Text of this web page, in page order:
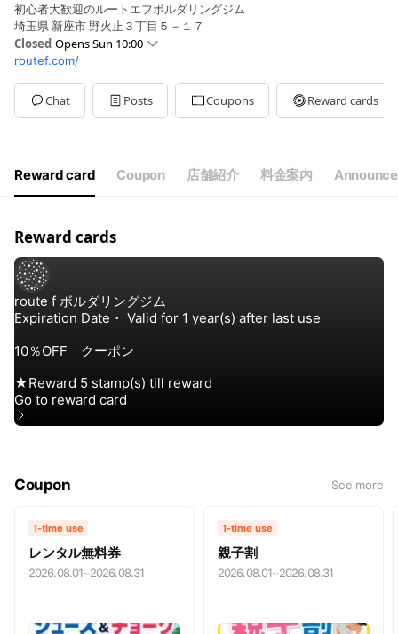
初心者大歓迎のルートエフボルダリングジム
埼玉県 新座市 野火止３丁目５－１７
Closed Opens Sun 10:00
Sun10:00 - 20:00
Mon11:00 - 23:00
Tue11:00 - 23:00
Wed11:00 - 23:00
祝日は10:00～20:00
routef.com/
Chat Posts Coupons Reward cards
Reward card Coupon 店舗紹介 料金案内
Reward cards
Coupon See more
1-time use
レンタル無料券
2026.08.01~2026.08.31
1-time use
親子割
2026.08.01~2026.08.31